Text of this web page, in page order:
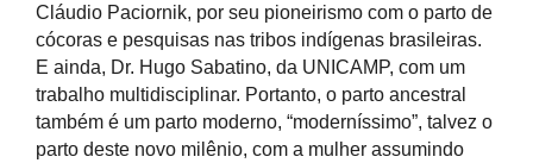
Cláudio Paciornik, por seu pioneirismo com o parto de
cócoras e pesquisas nas tribos indígenas brasileiras.
E ainda, Dr. Hugo Sabatino, da UNICAMP, com um
trabalho multidisciplinar. Portanto, o parto ancestral
também é um parto moderno, “moderníssimo”, talvez o
parto deste novo milênio, com a mulher assumindo